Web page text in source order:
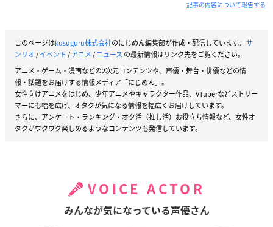
記事の内容について報告する
このページはkusuguru株式会社のにじめん編集部が作成・配信しています。 サ
ンリオ/イベント /アニメ/ニュース の最新情報はリンク先をご覧ください。
アニメ・ゲーム・漫画などの2次元コンテンツや、声優・舞台・俳優などの情
報・話題をお届けする情報メディア「にじめん」。
女性向けアニメをはじめ、少年アニメやキャラクター作品、VTuberなどストリー
マーにも幅を広げ、オタクが気になる情報を幅広くお届けしています。
さらに、アンケート・ランキング・オタ活（推し活）お役立ち情報など、女性オ
タクがワクワク楽しめるようなコンテンツも発信しています。
VOICE ACTOR
みんなが気になっている声優さん